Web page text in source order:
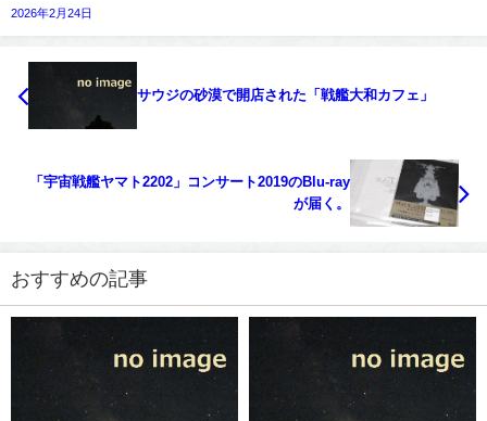
2026年2月24日
サウジの砂漠で開店された「戦艦大和カフェ」
「宇宙戦艦ヤマト2202」コンサート2019のBlu-ray
が届く。
おすすめの記事